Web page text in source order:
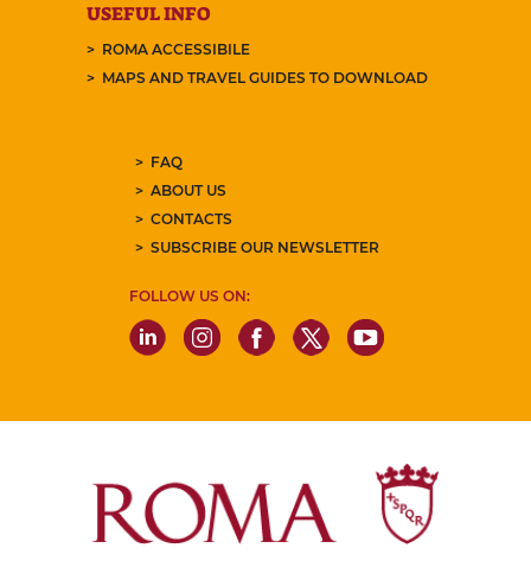
USEFUL INFO
ROMA ACCESSIBILE
MAPS AND TRAVEL GUIDES TO DOWNLOAD
FAQ
ABOUT US
CONTACTS
SUBSCRIBE OUR NEWSLETTER
FOLLOW US ON: